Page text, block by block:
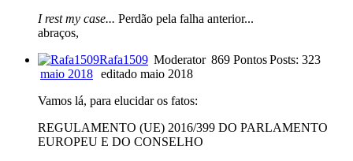
I rest my case... Perdão pela falha anterior...
abraços,
Rafa1509 Moderator 869 PontosPosts: 323
maio 2018 editado maio 2018
Vamos lá, para elucidar os fatos:
REGULAMENTO (UE) 2016/399 DO PARLAMENTO
EUROPEU E DO CONSELHO